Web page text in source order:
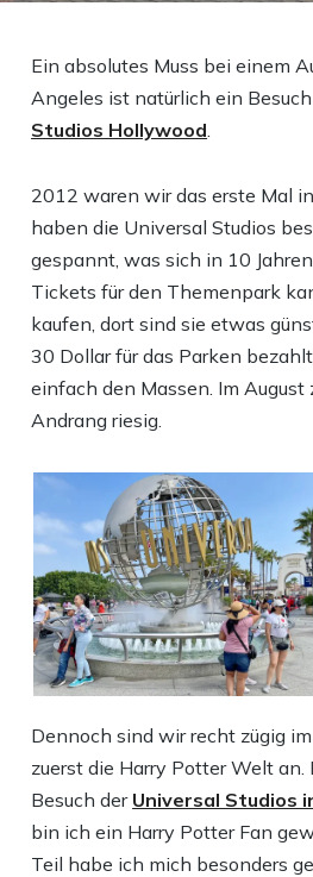
Ein absolutes Muss bei einem
Angeles ist natürlich ein
Studios Hollywood.
2012 waren wir das erste Mal
haben die Universal Studios
gespannt, was sich in 10
Tickets für den Themenpark
kaufen, dort sind sie etwas
30 Dollar für das Parken
einfach den Massen. Im August
Andrang riesig.
Dennoch sind wir recht zügig
zuerst die Harry Potter Welt an.
Besuch der Universal Studios
bin ich ein Harry Potter Fan
Teil habe ich mich besonders